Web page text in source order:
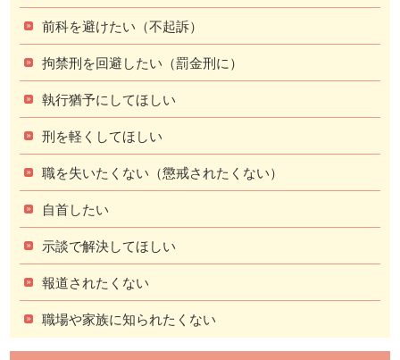
前科を避けたい（不起訴）
拘禁刑を回避したい（罰金刑に）
執行猶予にしてほしい
刑を軽くしてほしい
職を失いたくない（懲戒されたくない）
自首したい
示談で解決してほしい
報道されたくない
職場や家族に知られたくない